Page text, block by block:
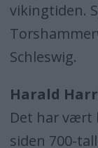
vikingtiden.
Schleswig.
Harald
Det har vært
siden 700-